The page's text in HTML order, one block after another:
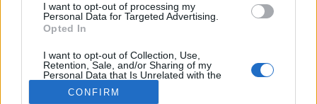
I want to opt-out of processing my
Personal Data for Targeted Advertising.
Opted In
I want to opt-out of Collection, Use,
Retention, Sale, and/or Sharing of my
Personal Data that Is Unrelated with the
Purposes for which it was collected.
Opted Out
CONFIRM